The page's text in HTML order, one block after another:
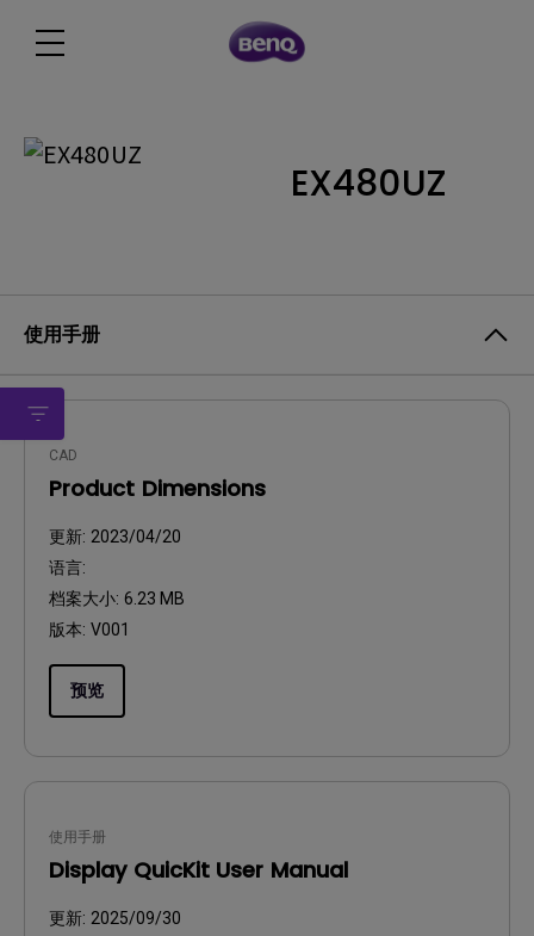
EX480UZ
使用手册
CAD
Product Dimensions
更新: 2023/04/20
语言:
档案大小: 6.23 MB
版本: V001
预览
使用手册
Display QuicKit User Manual
更新: 2025/09/30